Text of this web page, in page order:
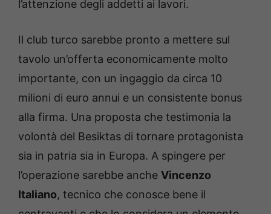
l’attenzione degli addetti ai lavori.
Il club turco sarebbe pronto a mettere sul
tavolo un’offerta economicamente molto
importante, con un ingaggio da circa 10
milioni di euro annui e un consistente bonus
alla firma. Una proposta che testimonia la
volontà del Besiktas di tornare protagonista
sia in patria sia in Europa. A spingere per
l’operazione sarebbe anche Vincenzo
Italiano, tecnico che conosce bene il